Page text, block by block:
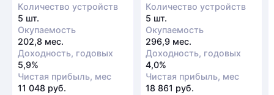
Количество устройств
5 шт.
Окупаемость
202,8 мес.
Доходность, годовых
5,9%
Чистая прибыль, мес
11 048 руб.
Количество устройств
5 шт.
Окупаемость
296,9 мес.
Доходность, годовых
4,0%
Чистая прибыль, мес
18 861 руб.